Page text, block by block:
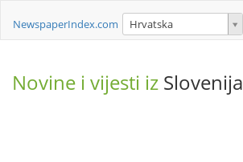
NewspaperIndex.com Hrvatska
Novine i vijesti iz Slovenija